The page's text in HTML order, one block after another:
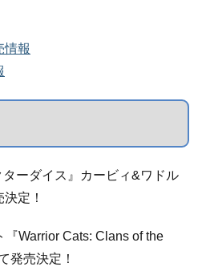
情報
ターダイス』カービィ&ワドル
定！
Warrior Cats: Clans of the
発売決定！